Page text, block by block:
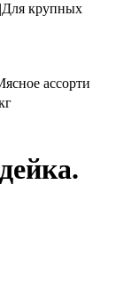
крупных
ассорти